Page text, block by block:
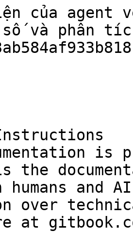
của agent
số và phân
is
the
and
over
at